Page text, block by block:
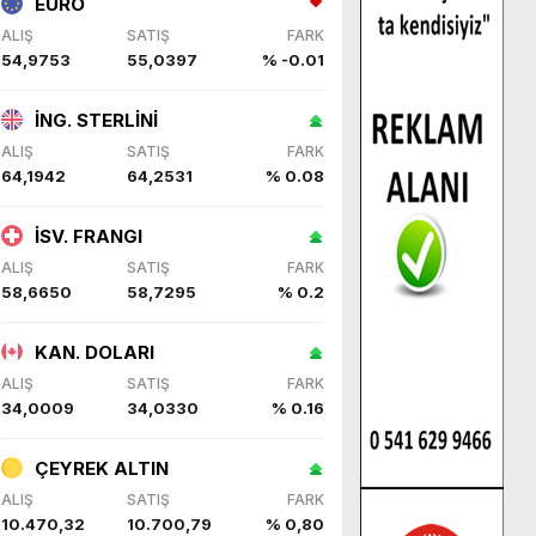
ALIŞ SATIŞ FARK
54,9753 55,0397 % -0.01
İNG. STERLİNİ
ALIŞ SATIŞ FARK
64,1942 64,2531 % 0.08
İSV. FRANGI
ALIŞ SATIŞ FARK
58,6650 58,7295 % 0.2
KAN. DOLARI
ALIŞ SATIŞ FARK
34,0009 34,0330 % 0.16
ÇEYREK ALTIN
ALIŞ SATIŞ FARK
10.470,32 10.700,79 % 0,80